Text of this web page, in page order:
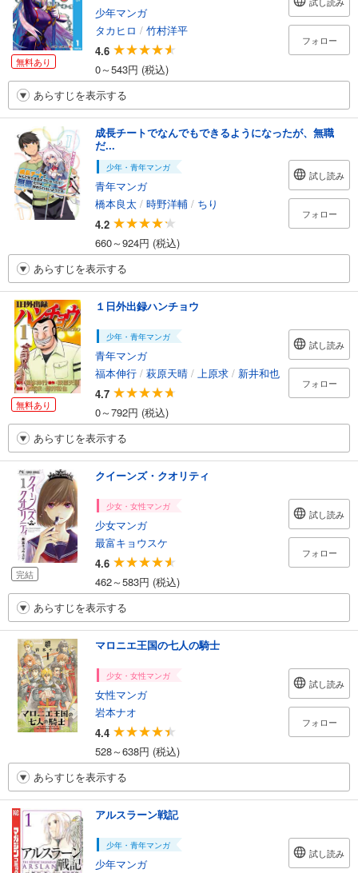
無料あり
少年マンガ
タカヒロ / 竹村洋平
4.6
0～543円 (税込)
フォロー
あらすじを表示する
成長チートでなんでもできるようになったが、無職
だ...
少年・青年マンガ
青年マンガ
橋本良太 / 時野洋輔 / ちり
4.2
660～924円 (税込)
試し読み
フォロー
あらすじを表示する
無料あり
１日外出録ハンチョウ
少年・青年マンガ
青年マンガ
福本伸行 / 萩原天晴 / 上原求 / 新井和也
4.7
0～792円 (税込)
試し読み
フォロー
あらすじを表示する
完結
クイーンズ・クオリティ
少女・女性マンガ
少女マンガ
最富キョウスケ
4.6
462～583円 (税込)
試し読み
フォロー
あらすじを表示する
マロニエ王国の七人の騎士
少女・女性マンガ
女性マンガ
岩本ナオ
4.4
528～638円 (税込)
試し読み
フォロー
あらすじを表示する
アルスラーン戦記
少年・青年マンガ
少年マンガ
試し読み